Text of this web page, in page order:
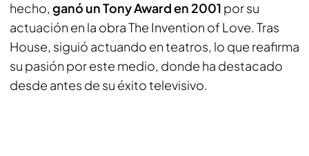
hecho, ganó un Tony Award en 2001 por su
actuación en la obra The Invention of Love. Tras
House, siguió actuando en teatros, lo que reafirma
su pasión por este medio, donde ha destacado
desde antes de su éxito televisivo.